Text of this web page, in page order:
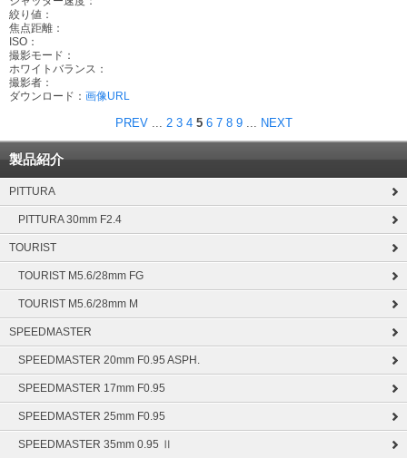
絞り値：
焦点距離：
ISO：
撮影モード：
ホワイトバランス：
撮影者：
ダウンロード： 画像URL
PREV... 2 3 4 5 6 7 8 9... NEXT
製品紹介
PITTURA
PITTURA 30mm F2.4
TOURIST
TOURIST M5.6/28mm FG
TOURIST M5.6/28mm M
SPEEDMASTER
SPEEDMASTER 20mm F0.95 ASPH.
SPEEDMASTER 17mm F0.95
SPEEDMASTER 25mm F0.95
SPEEDMASTER 35mm 0.95 Ⅱ